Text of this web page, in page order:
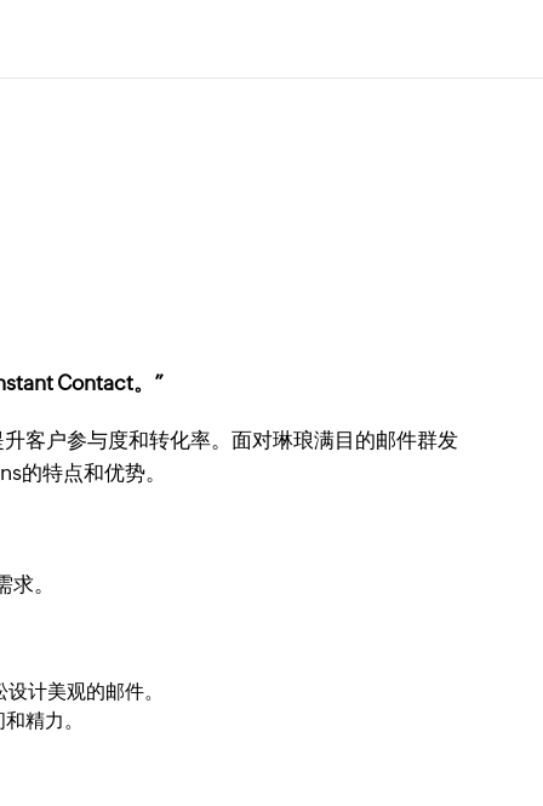
Contact。”
客户参与度和转化率。面对琳琅满目的邮件群发
的特点和优势。
。
计美观的邮件。
精力。